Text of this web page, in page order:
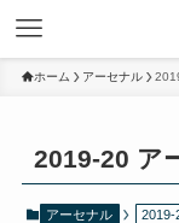
ホーム アーセナル
2019-20 ア
アーセナル 2019-